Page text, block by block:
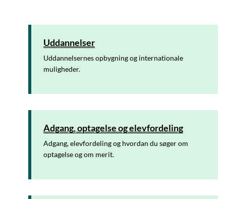
Uddannelser
Uddannelsernes opbygning og internationale
muligheder.
Adgang, optagelse og elevfordeling
Adgang, elevfordeling og hvordan du søger om
optagelse og om merit.